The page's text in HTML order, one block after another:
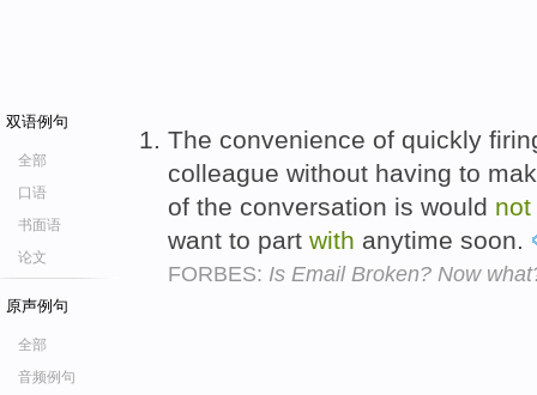
双语例句
全部
口语
书面语
论文
原声例句
全部
音频例句
The convenience of quickly
colleague without having to
of the conversation is would not
want to part with anytime soon.
FORBES: Is Email Broken? Now